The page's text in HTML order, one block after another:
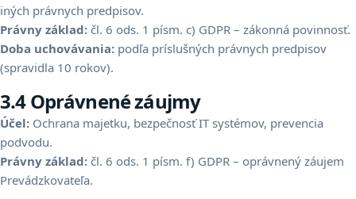
iných právnych predpisov.
Právny základ: čl. 6 ods. 1 písm. c) GDPR – zákonná povinnosť.
Doba uchovávania: podľa príslušných právnych predpisov
(spravidla 10 rokov).
3.4 Oprávnené záujmy
Účel: Ochrana majetku, bezpečnosť IT systémov, prevencia
podvodu.
Právny základ: čl. 6 ods. 1 písm. f) GDPR – oprávnený záujem
Prevádzkovateľa.